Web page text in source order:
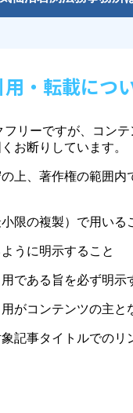
用・転載につ
フリーですが、コン
お断りしています。
上、著作権の範囲内
限の複製）で用いる
うに明示すること
である旨を必ず明示
がコンテンツの主と
記事タイトルでのリ